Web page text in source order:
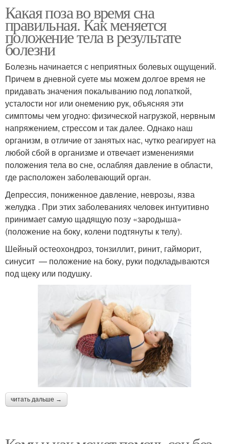
Какая поза во время сна
правильная. Как меняется
положение тела в результате
болезни
Болезнь начинается с неприятных болевых ощущений.
Причем в дневной суете мы можем долгое время не
придавать значения покалыванию под лопаткой,
усталости ног или онемению рук, объясняя эти
симптомы чем угодно: физической нагрузкой, нервным
напряжением, стрессом и так далее. Однако наш
организм, в отличие от занятых нас, чутко реагирует на
любой сбой в организме и отвечает изменениями
положения тела во сне, ослабляя давление в области,
где расположен заболевающий орган.
Депрессия, пониженное давление, неврозы, язва
желудка . При этих заболеваниях человек интуитивно
принимает самую щадящую позу «зародыша»
(положение на боку, колени подтянуты к телу).
Шейный остеохондроз, тонзиллит, ринит, гайморит,
синусит — положение на боку, руки подкладываются
под щеку или подушку.
читать дальше →